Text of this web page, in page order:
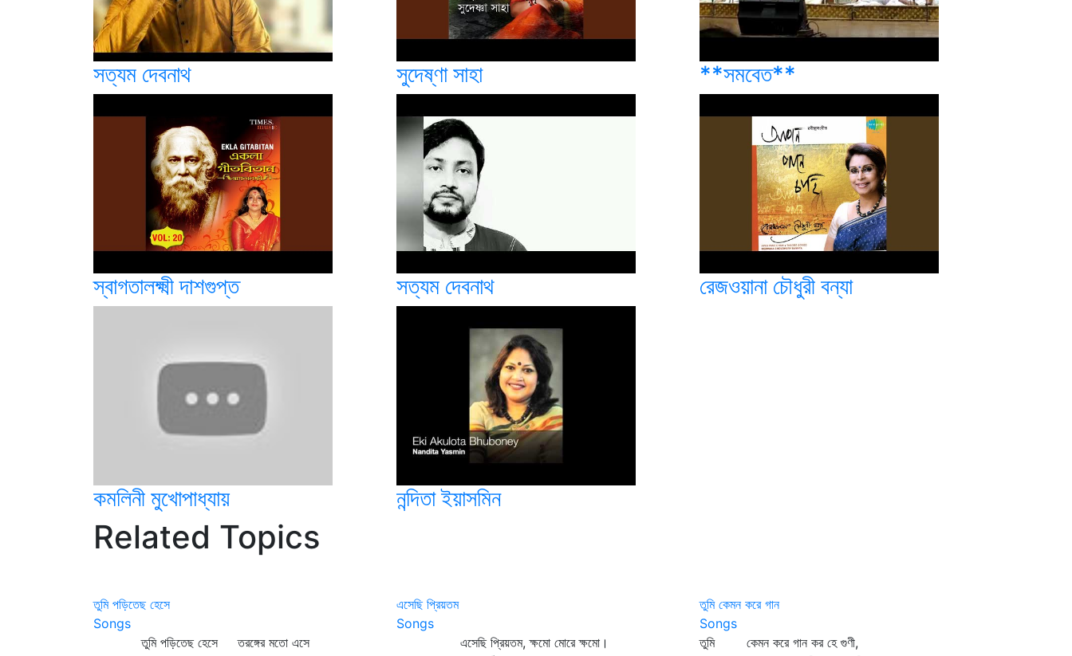
সত্যম দেবনাথ সুদেষ্ণা সাহা **সমবেত**
স্বাগতালক্ষ্মী দাশগুপ্ত সত্যম দেবনাথ রেজওয়ানা চৌধুরী বন্যা
কমলিনী মুখোপাধ্যায় নন্দিতা ইয়াসমিন
Related Topics
তুমি পড়িতেছ হেসে
Songs
তুমি পড়িতেছ হেসে তরঙ্গের মতো এসে
এসেছি প্রিয়তম
Songs
এসেছি প্রিয়তম, ক্ষমো মোরে ক্ষমো।
তুমি কেমন করে গান
Songs
তুমি কেমন করে গান কর হে গুণী,